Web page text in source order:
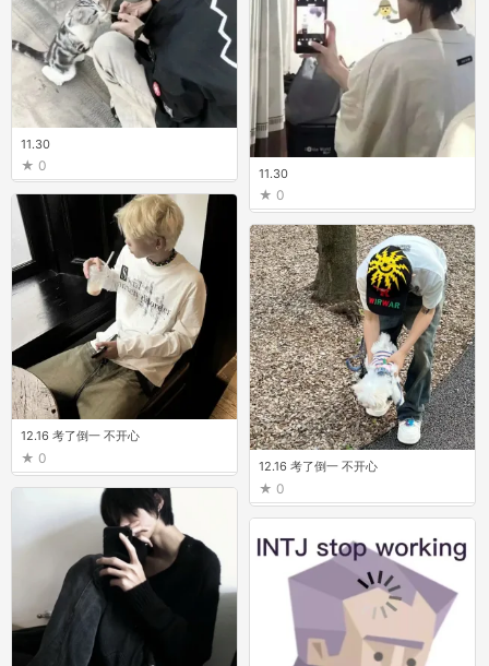
12.16 考了倒一 不开心
0 12.16 考了倒一 不开心
0
11.30
0
11.30
0